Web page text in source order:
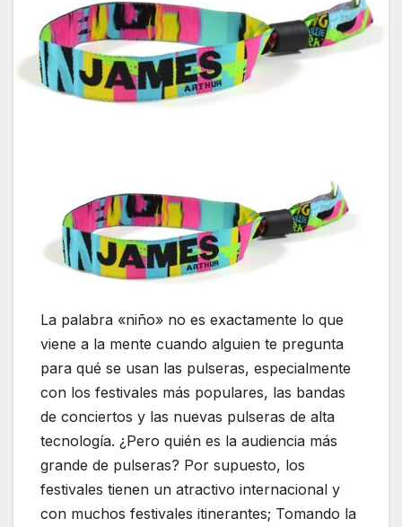
La palabra «niño» no es exactamente lo que
viene a la mente cuando alguien te pregunta
para qué se usan las pulseras, especialmente
con los festivales más populares, las bandas
de conciertos y las nuevas pulseras de alta
tecnología. ¿Pero quién es la audiencia más
grande de pulseras? Por supuesto, los
festivales tienen un atractivo internacional y
con muchos festivales itinerantes; Tomando la